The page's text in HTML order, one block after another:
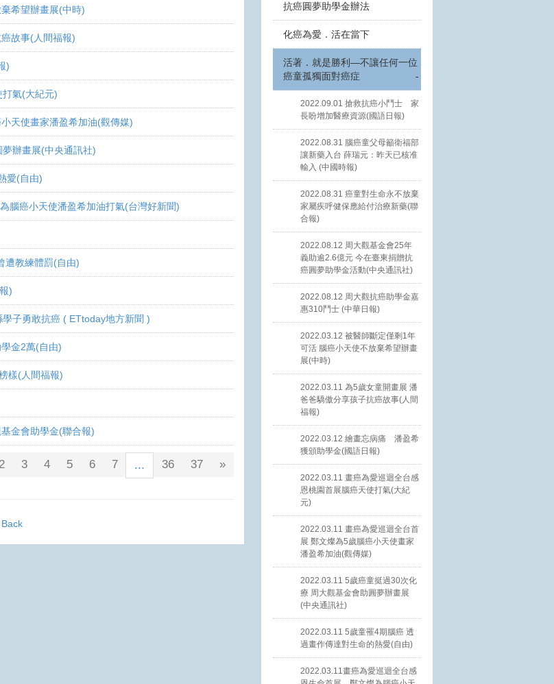
希望辦畫展(中時)
故事(人間福報)
)
氣(大紀元)
天使畫家潘盈希加油(觀傳媒)
辦畫展(中央通訊社)
愛(自由)
腦癌小天使潘盈希加油打氣(台灣好新聞)
遭教練體罰(自由)
)
子勇敢抗癌 ( ETtoday地方新聞 )
金2萬(自由)
樣(人間福報)
金會助學金(聯合報)
2 3 4 5 6 7 ... 36 37 »
Back
抗癌圓夢助學金辦法
化癌為愛．活在當下
活著．就是勝利—不讓任何一位
癌童孤獨面對癌症
-
2022.09.01 搶救抗癌小鬥士 家
長盼增加醫療資源(國語日報)
2022.08.31 腦癌童父母籲衛福部
讓新藥入台 薛瑞元：昨天已核准
輸入 (中國時報)
2022.08.31 癌童對生命永不放棄
家屬疾呼健保應給付治療新藥(聯
合報)
2022.08.12 周大觀基金會25年
義助逾2.6億元 今在臺東捐贈抗
癌圓夢助學金活動(中央通訊社)
2022.08.12 周大觀抗癌助學金嘉
惠310鬥士 (中華日報)
2022.03.12 被醫師斷定僅剩1年
可活 腦癌小天使不放棄希望辦畫
展(中時)
2022.03.11 為5歲女童開畫展 潘
爸爸驕傲分享孩子抗癌故事(人間
福報)
2022.03.12 繪畫忘病痛 潘盈希
獲頒助學金(國語日報)
2022.03.11 畫癌為愛巡迴全台感
恩桃園首展腦癌天使打氣(大紀
元)
2022.03.11 畫癌為愛巡迴全台首
展 鄭文燦為5歲腦癌小天使畫家
潘盈希加油(觀傳媒)
2022.03.11 5歲癌童挺過30次化
療 周大觀基金會助圓夢辦畫展
(中央通訊社)
2022.03.11 5歲童罹4期腦癌 透
過畫作傳達對生命的熱愛(自由)
2022.03.11畫癌為愛巡迴全台感